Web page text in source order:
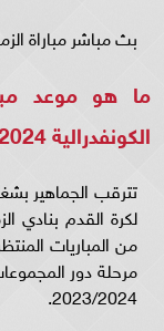
بث مباشر مباراة
ما هو موعد
الكونفدرالية 2024 ؟
تترقب الجماهير
لكرة القدم بنادي
من المباريات
مرحلة دور
2023/2024.